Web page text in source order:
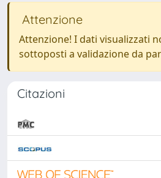
Attenzione
Attenzione! I dati visualizzati
sottoposti a validazione da
Citazioni